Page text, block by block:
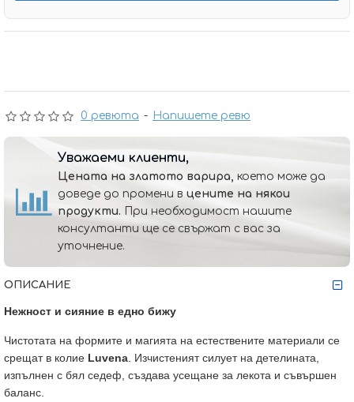
0 ревюта - Напишете ревю
Уважаеми клиенти,
Цената на златото варира, което може да
доведе до промени в цените на някои
продукти. При необходимост нашите
консултанти ще се свържат с вас за
уточнение.
ОПИСАНИЕ
Нежност и сияние в едно бижу
Чистотата на формите и магията на естествените материали се
срещат в колие Luvena . Изчистеният силует на детелината,
изпълнен с бял седеф, създава усещане за лекота и съвършен
баланс.